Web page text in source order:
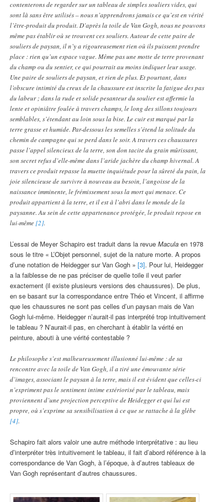
contenterons de regarder sur un tableau de simples souliers vides, qui
sont là sans être utilisés – nous n’apprendrons jamais ce qu’est en vérité
l’être-produit du produit. D’après la toile de Van Gogh, nous ne pouvons
même pas établir où se trouvent ces souliers. Autour de cette paire de
souliers de paysan, il n’y a rigoureusement rien où ils puissent prendre
place : rien qu’un espace vague. Même pas une motte de terre provenant
du champ ou du sentier, ce qui pourrait au moins indiquer leur usage.
Une paire de souliers de paysan, et rien de plus. Et pourtant, dans
l’obscure intimité du creux de la chaussure est inscrite la fatigue des pas
du labeur ; dans la rude et solide pesanteur du soulier est affermie la
lente et opiniâtre foulée à travers champs, le long des sillons toujours
semblables, s’étendant au loin sous la bise. Le cuir est marqué par la
terre grasse et humide. Par-dessous les semelles s’étend la solitude du
chemin de campagne qui se perd dans le soir. A travers ces chaussures
passe l’appel silencieux de la terre, son don tacite du grain mûrissant,
son secret refus d’elle-même dans l’aride jachère du champ hivernal. A
travers ce produit repasse la muette inquiétude pour la sûreté du pain, la
joie silencieuse de survivre à nouveau au besoin, l’angoisse de la
naissance imminente, le frémissement sous la mort qui menace. Ce
produit appartient à la terre, et il est à l’abri dans le monde de la
paysanne. Au sein de cette appartenance protégée, le produit repose en
lui-même[2].
L’essai de Meyer Schapiro est traduit dans la revue Macula en 1978
sous le titre « L’Objet personnel, sujet de la nature morte. A propos
d’une notation de Heidegger sur Van Gogh » [3]. Pour lui, Heidegger
a la faiblesse de ne pas préciser de quelle toile il veut parler
exactement (il existe plusieurs versions des chaussures). De plus,
en se basant sur la correspondance entre Théo et Vincent, il affirme
que les chaussures ne sont pas celles d’un paysan mais de Van
Gogh lui-même. Heidegger n’aurait-il pas interprété trop intuitivement
le tableau ? N’aurait-il pas, en cherchant à établir la vérité en
peinture, abouti à une vérité contestable ?
Le philosophe s’est malheureusement illusionné lui-même : de sa
rencontre avec la toile de Van Gogh, il a tiré une émouvante série
d’images, associant le paysan à la terre, mais il est évident que celles-ci
n’expriment pas le sentiment intime extériorisé par le tableau, mais
proviennent d’une projection perceptive de Heidegger et qui lui est
propre, où s’exprime sa sensibilisation à ce que se rattache à la glèbe
[4].
Schapiro fait alors valoir une autre méthode interprétative : au lieu
d’interpréter très intuitivement le tableau, il fait d’abord référence à la
correspondance de Van Gogh, à l’époque, à d’autres tableaux de
Van Gogh représentant d’autres chaussures.